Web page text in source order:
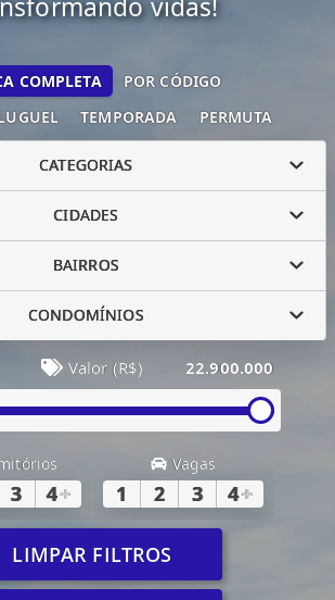
TEMPORADA PERMUTA
COMPLETA POR CÓDIGO
CATEGORIAS
CIDADES
BAIRROS
CONDOMÍNIOS
Valor (R$) 22.900.000
3 4+
Vagas
1 2 3 4+
LIMPAR FILTROS